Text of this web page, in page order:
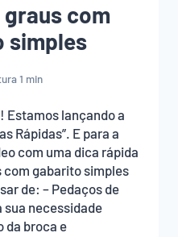
com
simples
1 min
Estamos lançando a
Rápidas”. E para a
com uma dica rápida
com gabarito simples
de: – Pedaços de
sua necessidade
da broca e